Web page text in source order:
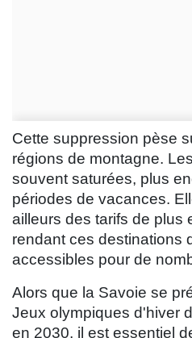
Cette suppression pèse
régions de montagne.
souvent saturées, plus
périodes de vacances.
ailleurs des tarifs de plus
rendant ces destinations
accessibles pour de
Alors que la Savoie se
Jeux olympiques d'hiver
en 2030, il est essentiel